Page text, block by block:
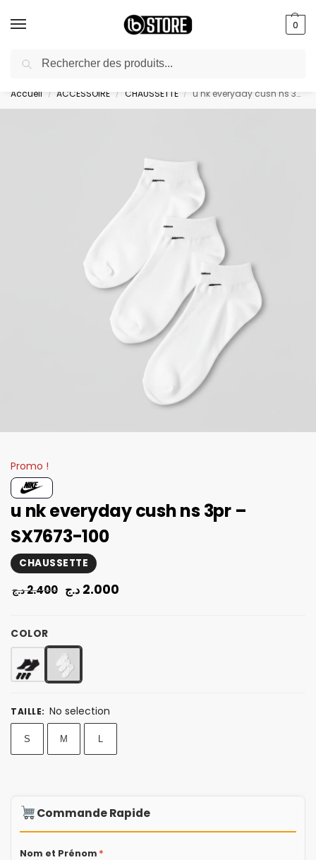
0
livraison gratuite au bureau dès 10000 DA avec paiement en ligne
Accueil / ACCESSOIRE / CHAUSSETTE / u nk everyday cush ns 3pr – SX7673-100
Promo !
u nk everyday cush ns 3pr –
SX7673-100
CHAUSSETTE
2.400د.ج 2.000 د.ج
COLOR
TAILLE: No selection
S M L
Commande Rapide
Nom et Prénom *